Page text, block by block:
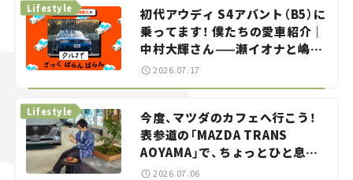
初代アウディ S4アバント（B5）に
乗ってます！ 僕たちの愛車紹介｜
中村大輝さん——瀬イオナと嶋田
智之の「クルマでざっくばらんば
Lifestyle
2026.07.17
今度、マツダのカフェへ行こう！
表参道の「MAZDA TRANS
AOYAMA」で、ちょっとひと息。
——連載｜CCGとクルマでどうす
Lifestyle
2026.07.06